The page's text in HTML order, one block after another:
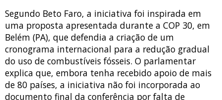
Segundo Beto Faro, a iniciativa foi inspirada em
uma proposta apresentada durante a COP 30, em
Belém (PA), que defendia a criação de um
cronograma internacional para a redução gradual
do uso de combustíveis fósseis. O parlamentar
explica que, embora tenha recebido apoio de mais
de 80 países, a iniciativa não foi incorporada ao
documento final da conferência por falta de